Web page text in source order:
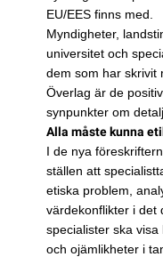
EU/EES finns med.
Myndigheter,
universitet och
dem som har skrivit
Överlag är de
synpunkter om
Alla måste kunna
I de nya
ställen att
etiska problem,
värdekonflikter i det
specialister ska
och ojämlikheter i